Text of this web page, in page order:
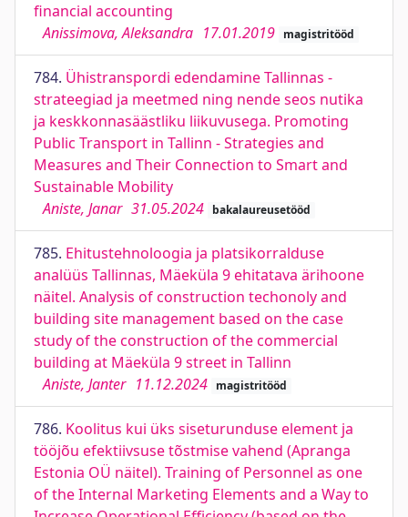
financial accounting
Anissimova, Aleksandra 17.01.2019 magistritööd
784. Ühistranspordi edendamine Tallinnas -
strateegiad ja meetmed ning nende seos nutika
ja keskkonnasäästliku liikuvusega. Promoting
Public Transport in Tallinn - Strategies and
Measures and Their Connection to Smart and
Sustainable Mobility
Aniste, Janar 31.05.2024 bakalaureusetööd
785. Ehitustehnoloogia ja platsikorralduse
analüüs Tallinnas, Mäeküla 9 ehitatava ärihoone
näitel. Analysis of construction techonoly and
building site management based on the case
study of the construction of the commercial
building at Mäeküla 9 street in Tallinn
Aniste, Janter 11.12.2024 magistritööd
786. Koolitus kui üks siseturunduse element ja
tööjõu efektiivsuse tõstmise vahend (Apranga
Estonia OÜ näitel). Training of Personnel as one
of the Internal Marketing Elements and a Way to